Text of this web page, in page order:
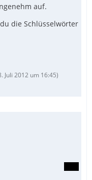
auf.
die Schlüsselwörter
Juli 2012 um 16:45)